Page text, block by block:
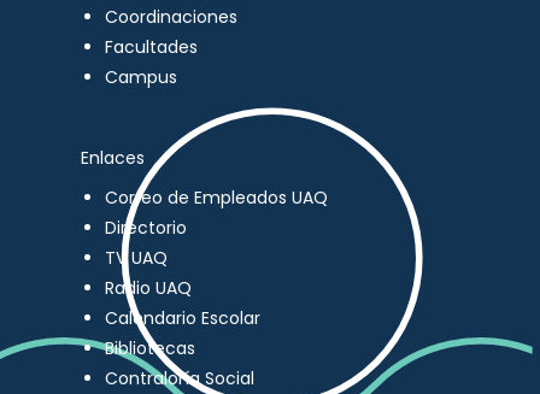
Coordinaciones
Facultades
Campus
Enlaces
Correo de Empleados UAQ
Directorio
TV UAQ
Radio UAQ
Calendario Escolar
Bibliotecas
Contraloría Social